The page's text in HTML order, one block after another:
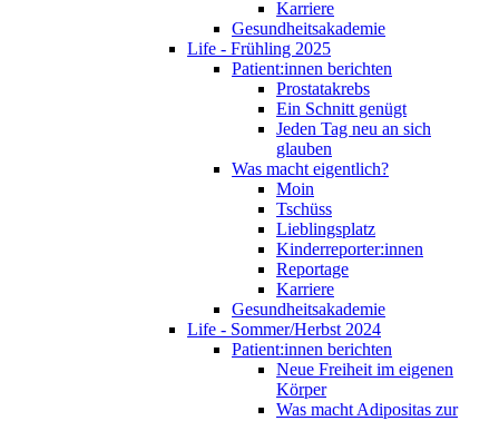
Karriere
Gesundheitsakademie
Life - Frühling 2025
Patient:innen berichten
Prostatakrebs
Ein Schnitt genügt
Jeden Tag neu an sich
glauben
Was macht eigentlich?
Moin
Tschüss
Lieblingsplatz
Kinderreporter:innen
Reportage
Karriere
Gesundheitsakademie
Life - Sommer/Herbst 2024
Patient:innen berichten
Neue Freiheit im eigenen
Körper
Was macht Adipositas zur